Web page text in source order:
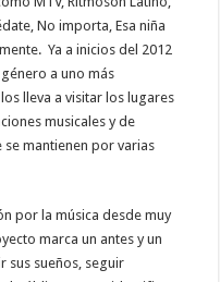
No importa, Esa niña
Ya a inicios del 2012
a uno más
lleva a visitar los lugares
musicales y de
mantienen por varias
por la música desde muy
marca un antes y un
sus sueños, seguir